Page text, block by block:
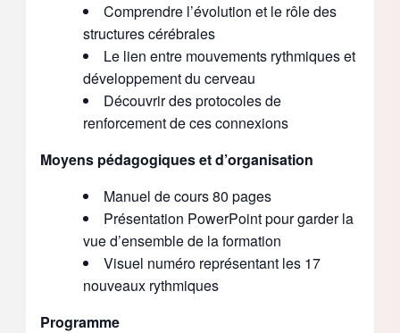
Comprendre l’évolution et le rôle des
structures cérébrales
Le lien entre mouvements rythmiques et
développement du cerveau
Découvrir des protocoles de
renforcement de ces connexions
Moyens pédagogiques et d’organisation
Manuel de cours 80 pages
Présentation PowerPoint pour garder la
vue d’ensemble de la formation
Visuel numéro représentant les 17
nouveaux rythmiques
Programme